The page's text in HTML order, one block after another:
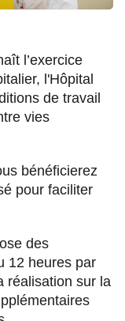
l’exercice
l'Hôpital
de travail
vies
bénéficierez
pour faciliter
des
12 heures par
réalisation sur la